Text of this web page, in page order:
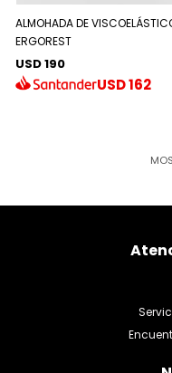
ALMOHADA DE
ERGOREST
USD 190
USD162